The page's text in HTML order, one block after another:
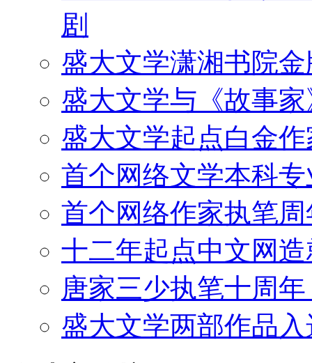
剧
盛大文学潇湘书院
盛大文学与《故事
盛大文学起点白金
首个网络文学本科
首个网络作家执笔
十二年起点中文网
唐家三少执笔十周
盛大文学两部作品